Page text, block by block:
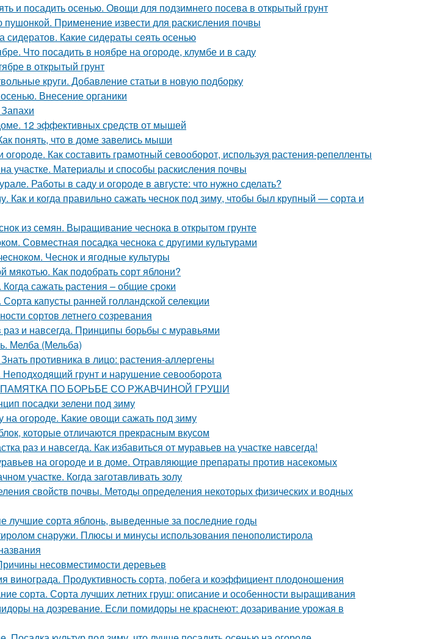
и посадить осенью. Овощи для подзимнего посева в открытый грунт
пушонкой. Применение извести для раскисления почвы
сидератов. Какие сидераты сеять осенью
Что посадить в ноябре на огороде, клумбе и в саду
в открытый грунт
круги. Добавление статьи в новую подборку
Внесение органики
12 эффективных средств от мышей
понять, что в доме завелись мыши
Как составить грамотный севооборот, используя растения-репелленты
участке. Материалы и способы раскисления почвы
Работы в саду и огороде в августе: что нужно сделать?
Как и когда правильно сажать чеснок под зиму, чтобы был крупный — сорта и
из семян. Выращивание чеснока в открытом грунте
Совместная посадка чеснока с другими культурами
Чеснок и ягодные культуры
мякотью. Как подобрать сорт яблони?
сажать растения – общие сроки
капусты ранней голландской селекции
сортов летнего созревания
раз и навсегда. Принципы борьбы с муравьями
Мелба (Мельба)
противника в лицо: растения-аллергены
Неподходящий грунт и нарушение севооборота
ПАМЯТКА ПО БОРЬБЕ СО РЖАВЧИНОЙ ГРУШИ
посадки зелени под зиму
на огороде. Какие овощи сажать под зиму
которые отличаются прекрасным вкусом
раз и навсегда. Как избавиться от муравьев на участке навсегда!
на огороде и в доме. Отравляющие препараты против насекомых
участке. Когда заготавливать золу
свойств почвы. Методы определения некоторых физических и водных
лучшие сорта яблонь, выведенные за последние годы
снаружи. Плюсы и минусы использования пенополистирола
несовместимости деревьев
Продуктивность сорта, побега и коэффициент плодоношения
сорта. Сорта лучших летних груш: описание и особенности выращивания
на дозревание. Если помидоры не краснеют: дозаривание урожая в